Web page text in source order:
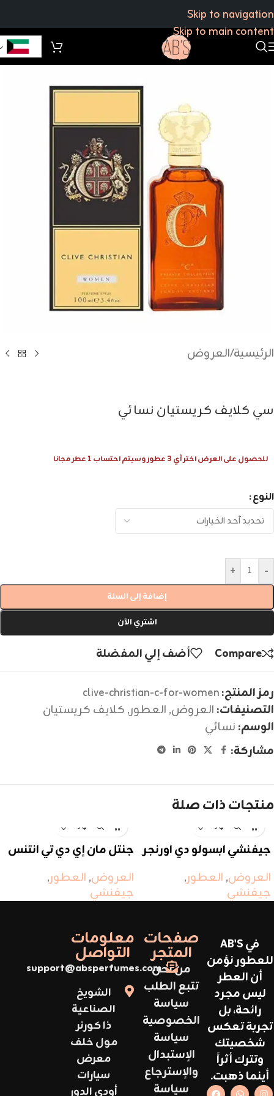
Skip to navigation
Skip to main content
الرئيسية/العروض
سي كلايف كريستيان نسائي
للحصول على العرض اختر أي 3 عطور وسيتم احتساب 1 عطر مجانا
النوع
-
+
إضافة إلى السلة
اشتري الآن
Compare أضف إلي المفضلة
رمز المنتج:clive-christian-c-for-women
التصنيفات: العروض, العطور, كلايف كريستيان
الوسم: نسائي
مشاركة:
منتجات ذات صلة
جيفنشي ابسولو دي اورنجر
العروض, العطور,
جيفنشي
جنتل مان إي دي تي انتنس
العروض, العطور,
جيفنشي
في AB'S
للعطور نؤمن
أن العطر
ليس مجرد
رائحة، بل
تجربة تعكس
شخصيتك
وتترك أثراً
أينما ذهبت.
صفحات
المتجر
من نحن
تتبع الطلب
سياسة
الخصوصية
سياسة
الإستبدال
والإسترجاع
سياسة
معلومات
التواصل
support@absperfumes.com
الشويخ
الصناعية
ذا كورنر
مول خلف
معرض
سيارات
أودي الدور